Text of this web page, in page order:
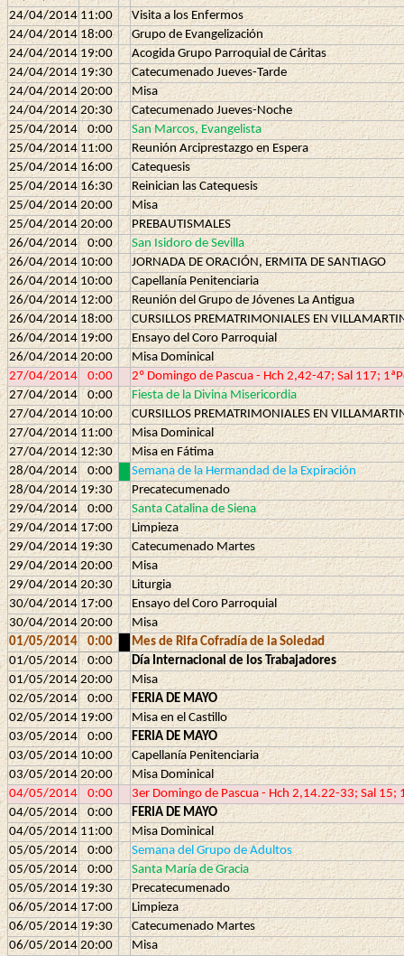
24/04/2014 11:00
Visita a los Enfermos
24/04/2014 18:00
Grupo de Evangelización
24/04/2014 19:00
Acogida Grupo Parroquial de Cáritas
24/04/2014 19:30
Catecumenado Jueves-Tarde
24/04/2014 20:00
Misa
24/04/2014 20:30
Catecumenado Jueves-Noche
25/04/2014
0:00
San Marcos, Evangelista
25/04/2014 11:00
Reunión Arciprestazgo en Espera
25/04/2014 16:00
Catequesis
25/04/2014 16:30
Reinician las Catequesis
25/04/2014 20:00
Misa
25/04/2014 20:00
PREBAUTISMALES
26/04/2014
0:00
San Isidoro de Sevilla
26/04/2014 10:00
JORNADA DE ORACIÓN, ERMITA DE SANTIAGO
26/04/2014 10:00
Capellanía Penitenciaria
26/04/2014 12:00
Reunión del Grupo de Jóvenes La Antigua
26/04/2014 18:00
CURSILLOS PREMATRIMONIALES EN
26/04/2014 19:00
Ensayo del Coro Parroquial
26/04/2014 20:00
Misa Dominical
27/04/2014
0:00
2º Domingo de Pascua - Hch 2,42-47; Sal 117;
27/04/2014
0:00
Fiesta de la Divina Misericordia
27/04/2014 10:00
CURSILLOS PREMATRIMONIALES EN
27/04/2014 11:00
Misa Dominical
27/04/2014 12:30
Misa en Fátima
28/04/2014
0:00
Semana de la Hermandad de la Expiración
28/04/2014 19:30
Precatecumenado
29/04/2014
0:00
Santa Catalina de Siena
29/04/2014 17:00
Limpieza
29/04/2014 19:30
Catecumenado Martes
29/04/2014 20:00
Misa
29/04/2014 20:30
Liturgia
30/04/2014 17:00
Ensayo del Coro Parroquial
30/04/2014 20:00
Misa
01/05/2014
0:00
Mes de Rifa Cofradía de la Soledad
01/05/2014
0:00
Día Internacional de los Trabajadores
01/05/2014 20:00
Misa
02/05/2014
0:00
FERIA DE MAYO
02/05/2014 19:00
Misa en el Castillo
03/05/2014
0:00
FERIA DE MAYO
03/05/2014 10:00
Capellanía Penitenciaria
03/05/2014 20:00
Misa Dominical
04/05/2014
0:00
3er Domingo de Pascua - Hch 2,14.22-33; Sal 15;
04/05/2014
0:00
FERIA DE MAYO
04/05/2014 11:00
Misa Dominical
05/05/2014
0:00
Semana del Grupo de Adultos
05/05/2014
0:00
Santa María de Gracia
05/05/2014 19:30
Precatecumenado
06/05/2014 17:00
Limpieza
06/05/2014 19:30
Catecumenado Martes
06/05/2014 20:00
Misa